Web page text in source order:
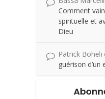
Comment
spirituelle et
Dieu
Patrick Boheli
guérison